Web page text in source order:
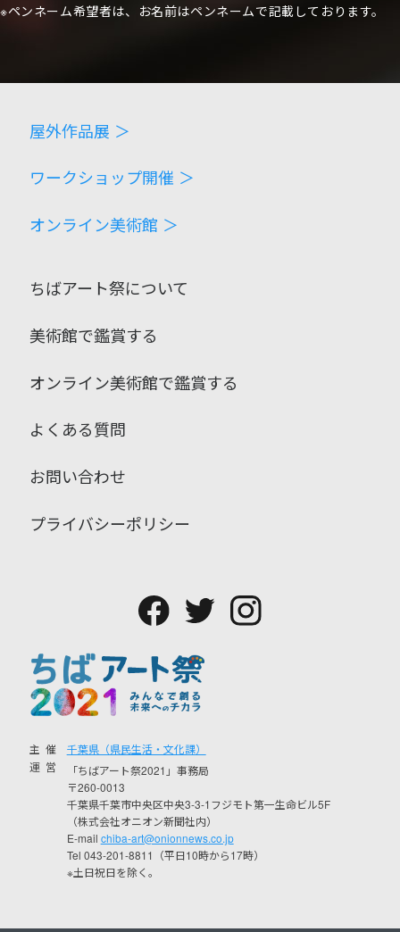
※ペンネーム希望者は、お名前はペンネームで記載しております。
屋外作品展 ＞
ワークショップ開催 ＞
オンライン美術館 ＞
ちばアート祭について
美術館で鑑賞する
オンライン美術館で鑑賞する
よくある質問
お問い合わせ
プライバシーポリシー
主催
千葉県（県民生活・文化課）
運営
「ちばアート祭2021」事務局
〒260-0013
千葉県千葉市中央区中央3-3-1フジモト第一生命ビル5F
（株式会社オニオン新聞社内）
E-mail chiba-art@onionnews.co.jp
Tel 043-201-8811（平日10時から17時）
※土日祝日を除く。